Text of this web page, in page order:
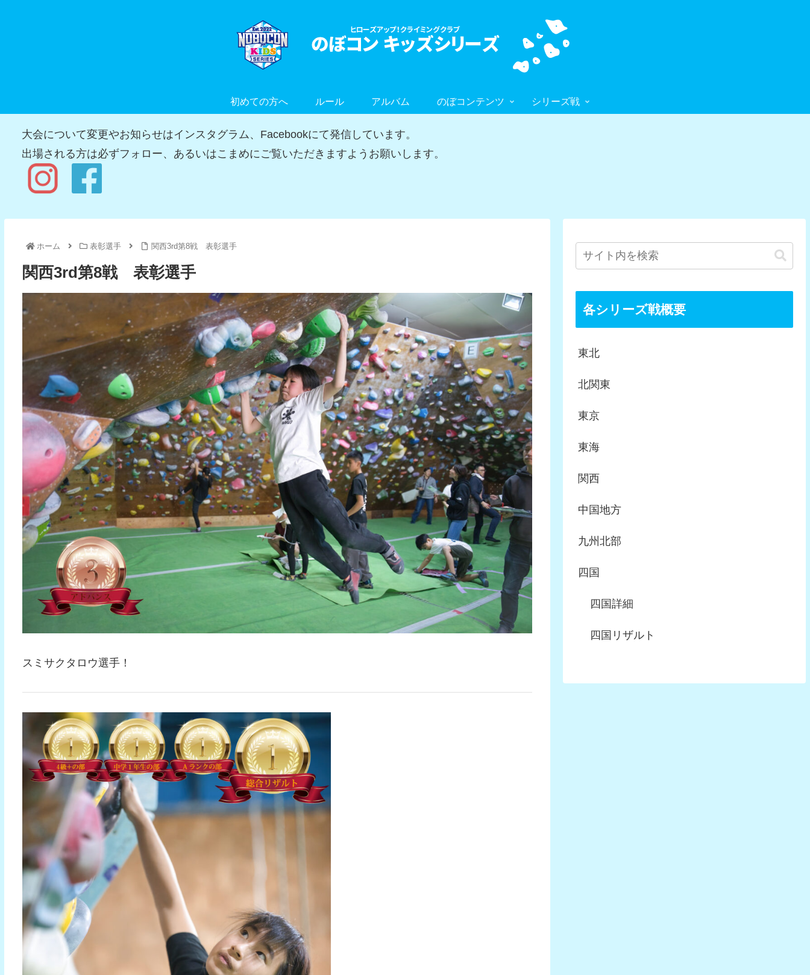
初めての方へ ルール アルバム のぼコンテンツ シリーズ戦
大会について変更やお知らせはインスタグラム、Facebookにて発信しています。
出場される方は必ずフォロー、あるいはこまめにご覧いただきますようお願いします。
ホーム 表彰選手 関西3rd第8戦 表彰選手
関西3rd第8戦 表彰選手
スミサクタロウ選手！
各シリーズ戦概要
東北
北関東
東京
東海
関西
中国地方
九州北部
四国
四国詳細
四国リザルト